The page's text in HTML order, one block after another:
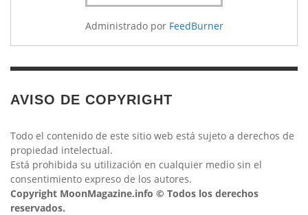
Administrado por FeedBurner
AVISO DE COPYRIGHT
Todo el contenido de este sitio web está sujeto a derechos de
propiedad intelectual.
Está prohibida su utilización en cualquier medio sin el
consentimiento expreso de los autores.
Copyright MoonMagazine.info © Todos los derechos
reservados.